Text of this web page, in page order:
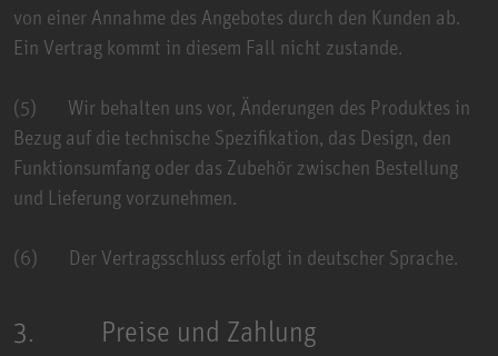
von einer Annahme des Angebotes durch den Kunden ab.
Ein Vertrag kommt in diesem Fall nicht zustande.
(5) Wir behalten uns vor, Änderungen des Produktes in
Bezug auf die technische Spezifikation, das Design, den
Funktionsumfang oder das Zubehör zwischen Bestellung
und Lieferung vorzunehmen.
(6) Der Vertragsschluss erfolgt in deutscher Sprache.
3. Preise und Zahlung